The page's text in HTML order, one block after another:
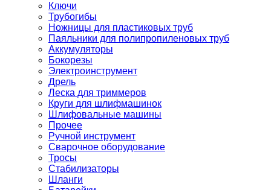
Ключи
Трубогибы
Ножницы для пластиковых труб
Паяльники для полипропиленовых труб
Аккумуляторы
Бокорезы
Электроинструмент
Дрель
Леска для триммеров
Круги для шлифмашинок
Шлифовальные машины
Прочее
Ручной инструмент
Сварочное оборудование
Тросы
Стабилизаторы
Шланги